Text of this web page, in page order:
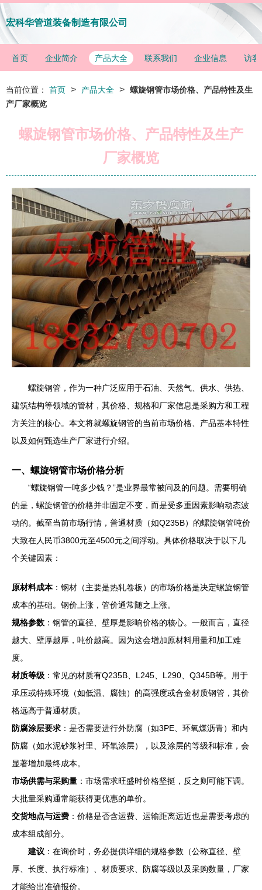
宏科华管道装备制造有限公司
首页 企业简介 产品大全 联系我们 企业信息 访客
当前位置： 首页 > 产品大全 > 螺旋钢管市场价格、产品特性及生
产厂家概览
螺旋钢管市场价格、产品特性及生产
厂家概览
螺旋钢管，作为一种广泛应用于石油、天然气、供水、供热、
建筑结构等领域的管材，其价格、规格和厂家信息是采购方和工程
方关注的核心。本文将就螺旋钢管的当前市场价格、产品基本特性
以及如何甄选生产厂家进行介绍。
一、螺旋钢管市场价格分析
“螺旋钢管一吨多少钱？”是业界最常被问及的问题。需要明确
的是，螺旋钢管的价格并非固定不变，而是受多重因素影响动态波
动的。截至当前市场行情，普通材质（如Q235B）的螺旋钢管吨价
大致在人民币3800元至4500元之间浮动。具体价格取决于以下几
个关键因素：
原材料成本：钢材（主要是热轧卷板）的市场价格是决定螺旋钢管
成本的基础。钢价上涨，管价通常随之上涨。
规格参数 ：钢管的直径、壁厚是影响价格的核心。一般而言，直径
越大、壁厚越厚，吨价越高。因为这会增加原材料用量和加工难
度。
材质等级 ：常见的材质有Q235B、L245、L290、Q345B等。用于
承压或特殊环境（如低温、腐蚀）的高强度或合金材质钢管，其价
格远高于普通材质。
防腐涂层要求 ：是否需要进行外防腐（如3PE、环氧煤沥青）和内
防腐（如水泥砂浆衬里、环氧涂层），以及涂层的等级和标准，会
显著增加最终成本。
市场供需与采购量 ：市场需求旺盛时价格坚挺，反之则可能下调。
大批量采购通常能获得更优惠的单价。
交货地点与运费 ：价格是否含运费、运输距离远近也是需要考虑的
成本组成部分。
建议 ：在询价时，务必提供详细的规格参数（公称直径、壁
厚、长度、执行标准）、材质要求、防腐等级以及采购数量，厂家
才能给出准确报价。